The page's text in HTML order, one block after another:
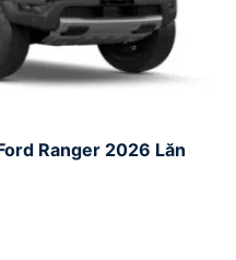
Ranger 2026 Lăn